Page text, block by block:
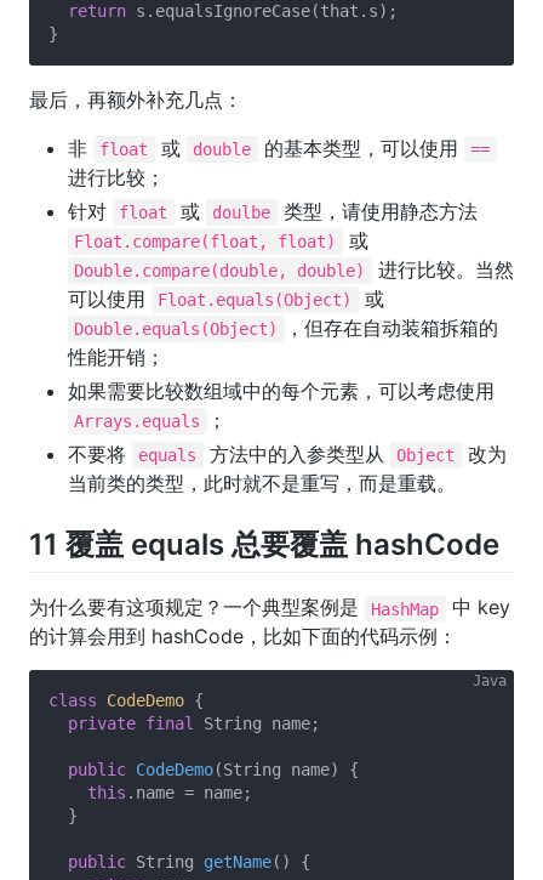
return s.equalsIgnoreCase(that.s);
最后，再额外补充几点：
非
float 或 double 的基本类型，可以使用 ==
进行比较；
针对
float 或 doulbe 类型，请使用静态方法
Float.compare(float, float) 或
Double.compare(double, double)
进行比较。当然
可以使用
Float.equals(Object) 或
Double.equals(Object)
，但存在自动装箱拆箱的
性能开销；
如果需要比较数组域中的每个元素，可以考虑使用
Arrays.equals
；
不要将
equals 方法中的入参类型从 Object
改为
当前类的类型，此时就不是重写，而是重载。
11 覆盖 equals 总要覆盖 hashCode
为什么要有这项规定？一个典型案例是 HashMap
中 key
的计算会用到 hashCode，比如下面的代码示例：
class CodeDemo {
private final String name;
public CodeDemo(String name)
{
this .name = name;
  }
public String getName()
{